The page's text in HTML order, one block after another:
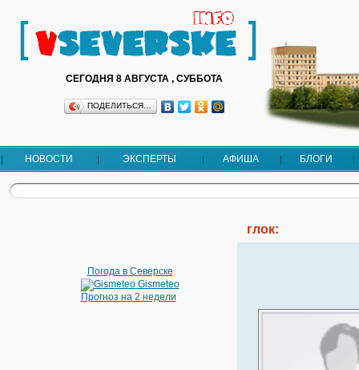
СЕГОДНЯ 8 АВГУСТА , СУББОТА
ПОДЕЛИТЬСЯ…
НОВОСТИ ЭКСПЕРТЫ АФИША БЛОГИ
Погода в Северске
Gismeteo
Прогноз на 2 недели
глок: